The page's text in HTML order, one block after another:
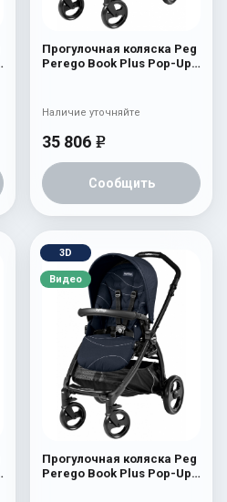
Прогулочная коляска Peg
Perego Book Plus Pop-Up
35 806 e
Сообщить
Наличие уточняйте
3D
Видео
Прогулочная коляска Peg
Perego Book Plus Pop-Up